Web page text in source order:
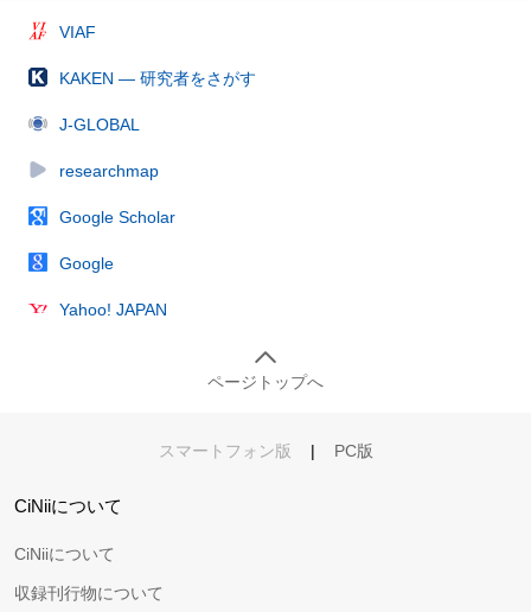
VIAF
KAKEN — 研究者をさがす
J-GLOBAL
researchmap
Google Scholar
Google
Yahoo! JAPAN
ページトップへ
スマートフォン版 | PC版
CiNiiについて
CiNiiについて
収録刊行物について